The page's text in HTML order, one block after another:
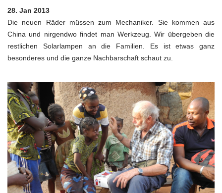
28. Jan 2013
Die neuen Räder müssen zum Mechaniker. Sie kommen aus
China und nirgendwo findet man Werkzeug. Wir übergeben die
restlichen Solarlampen an die Familien. Es ist etwas ganz
besonderes und die ganze Nachbarschaft schaut zu.